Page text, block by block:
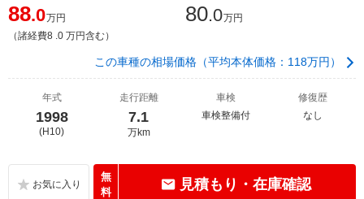
88.0万円
（諸経費8 .0 万円含む）
80.0万円
この車種の相場価格（平均本体価格：118万円）
年式
1998
(H10)
走行距離
7.1
万km
車検
車検整備付
修復歴
なし
無
料
見積もり・在庫確認